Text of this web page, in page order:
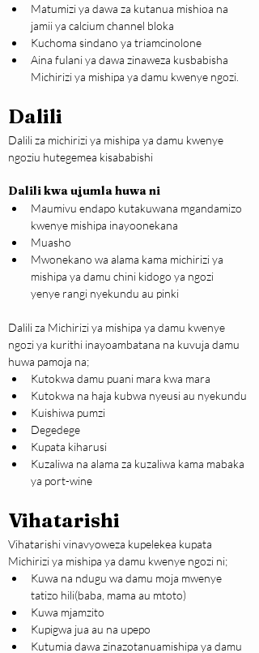
Matumizi ya dawa za kutanua mishioa na
jamii ya calcium channel bloka
Kuchoma sindano ya triamcinolone
Aina fulani ya dawa zinaweza kusbabisha
Michirizi ya mishipa ya damu kwenye ngozi.
Dalili
Dalili za michirizi ya mishipa ya damu kwenye
ngoziu hutegemea kisababishi
Dalili kwa ujumla huwa ni
Maumivu endapo kutakuwana mgandamizo
kwenye mishipa inayoonekana
Muasho
Mwonekano wa alama kama michirizi ya
mishipa ya damu chini kidogo ya ngozi
yenye rangi nyekundu au pinki
Dalili za Michirizi ya mishipa ya damu kwenye
ngozi ya kurithi inayoambatana na kuvuja damu
huwa pamoja na;
Kutokwa damu puani mara kwa mara
Kutokwa na haja kubwa nyeusi au nyekundu
Kuishiwa pumzi
Degedege
Kupata kiharusi
Kuzaliwa na alama za kuzaliwa kama mabaka
ya port-wine
Vihatarishi
Vihatarishi vinavyoweza kupelekea kupata
Michirizi ya mishipa ya damu kwenye ngozi ni;
Kuwa na ndugu wa damu moja mwenye
tatizo hili(baba, mama au mtoto)
Kuwa mjamzito
Kupigwa jua au na upepo
Kutumia dawa zinazotanuamishipa ya damu